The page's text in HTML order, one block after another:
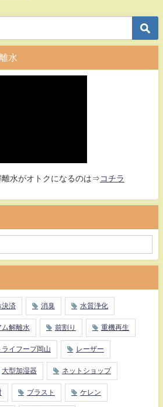
水
水がオトクになるのは⇒ コチラ
決済 消臭 水質浄化
ム解離水 前割り 重機再生
ライフープ岡山 レーザー
大型加湿器 ネットショップ
ブラスト ケレン